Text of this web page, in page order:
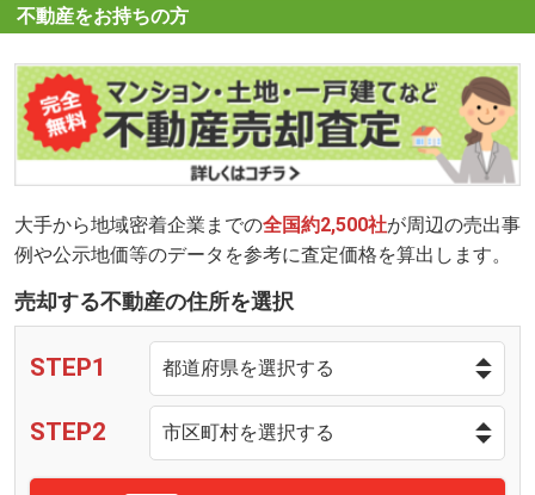
不動産をお持ちの方
大手から地域密着企業までの全国約2,500社が周辺の売出事
例や公示地価等のデータを参考に査定価格を算出します。
売却する不動産の住所を選択
STEP1
STEP2